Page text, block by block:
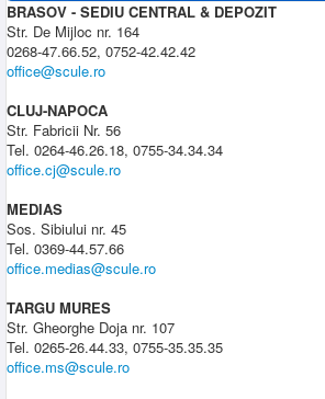
BRASOV - SEDIU CENTRAL & DEPOZIT
Str. De Mijloc nr. 164
0268-47.66.52, 0752-42.42.42
office@scule.ro
CLUJ-NAPOCA
Str. Fabricii Nr. 56
Tel. 0264-46.26.18, 0755-34.34.34
office.cj@scule.ro
MEDIAS
Sos. Sibiului nr. 45
Tel. 0369-44.57.66
office.medias@scule.ro
TARGU MURES
Str. Gheorghe Doja nr. 107
Tel. 0265-26.44.33, 0755-35.35.35
office.ms@scule.ro